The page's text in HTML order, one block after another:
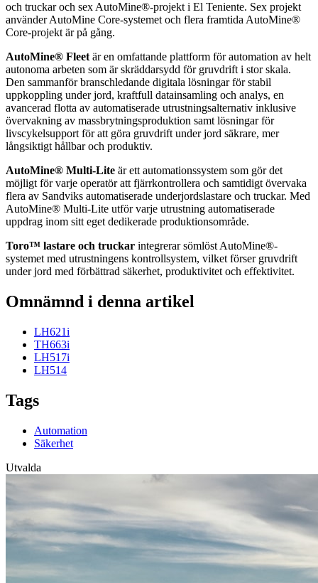
och truckar och sex AutoMine®-projekt i El Teniente. Sex projekt
använder AutoMine Core-systemet och flera framtida AutoMine®
Core-projekt är på gång.
AutoMine® Fleet är en omfattande plattform för automation av helt
autonoma arbeten som är skräddarsydd för gruvdrift i stor skala.
Den sammanför branschledande digitala lösningar för stabil
uppkoppling under jord, kraftfull datainsamling och analys, en
avancerad flotta av automatiserade utrustningsalternativ inklusive
övervakning av massbrytningsproduktion samt lösningar för
livscykelsupport för att göra gruvdrift under jord säkrare, mer
långsiktigt hållbar och produktiv.
AutoMine® Multi-Lite är ett automationssystem som gör det
möjligt för varje operatör att fjärrkontrollera och samtidigt övervaka
flera av Sandviks automatiserade underjordslastare och truckar. Med
AutoMine® Multi-Lite utför varje utrustning automatiserade
uppdrag inom sitt eget dedikerade produktionsområde.
Toro™ lastare och truckar integrerar sömlöst AutoMine®-
systemet med utrustningens kontrollsystem, vilket förser gruvdrift
under jord med förbättrad säkerhet, produktivitet och effektivitet.
Omnämnd i denna artikel
LH621i
TH663i
LH517i
LH514
Tags
Automation
Säkerhet
Utvalda